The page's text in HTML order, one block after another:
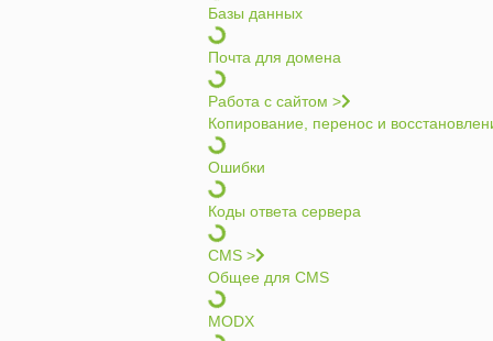
Базы данных
Почта для домена
Работа с сайтом >
Копирование, перенос и
Ошибки
Коды ответа сервера
CMS >
Общее для CMS
MODX